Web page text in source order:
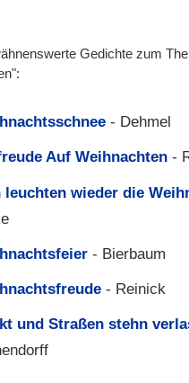
Gedichte zum
- Dehmel
Auf Weihnachten-
leuchten wieder die
- Bierbaum
- Reinick
und Straßen stehn